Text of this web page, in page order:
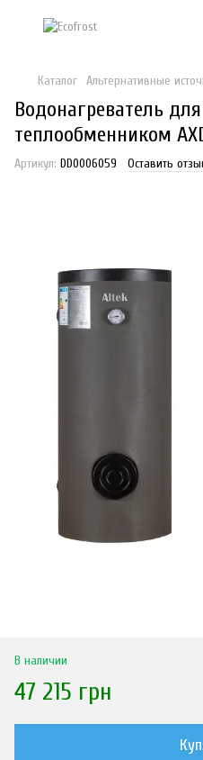
Каталог Альтернативные
Водонагреватель
теплообменником
Артикул: DD0006059 Оставить
В наличии
47 215 грн